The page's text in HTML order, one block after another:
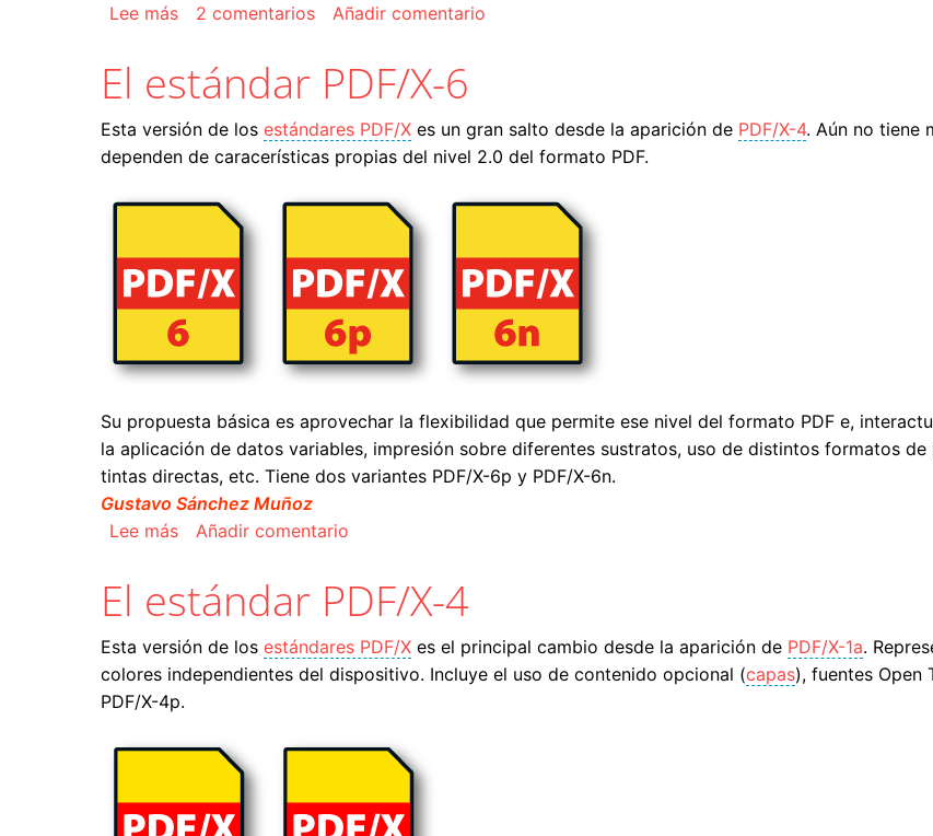
Lee mássobre PDF y datos variables (los estándares PDF/VT y PDF/VCR)
2 comentarios Añadir comentario
El estándar PDF/X-6
Esta versión de los estándares PDF/X es un gran salto desde la aparición de PDF/X-4. Aún no tiene
dependen de caracerísticas propias del nivel 2.0 del formato PDF.
Su propuesta básica es aprovechar la flexibilidad que permite ese nivel del formato PDF e,
la aplicación de datos variables, impresión sobre diferentes sustratos, uso de distintos formatos
tintas directas, etc. Tiene dos variantes PDF/X-6p y PDF/X-6n.
Gustavo Sánchez Muñoz
Lee mássobre El estándar PDF/X-6
Añadir comentario
El estándar PDF/X-4
Esta versión de los estándares PDF/X es el principal cambio desde la aparición de PDF/X-1a.
colores independientes del dispositivo. Incluye el uso de contenido opcional (capas), fuentes Open
PDF/X-4p.